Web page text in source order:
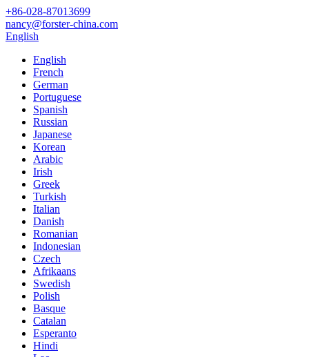
+86-028-87013699
nancy@forster-china.com
English
English
French
German
Portuguese
Spanish
Russian
Japanese
Korean
Arabic
Irish
Greek
Turkish
Italian
Danish
Romanian
Indonesian
Czech
Afrikaans
Swedish
Polish
Basque
Catalan
Esperanto
Hindi